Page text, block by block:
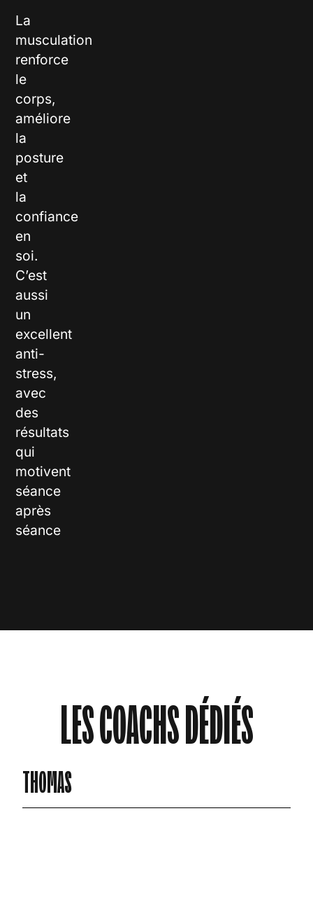
La
musculation
renforce
le
corps,
améliore
la
posture
et
la
confiance
en
soi.
C’est
aussi
un
excellent
anti-
stress,
avec
des
résultats
qui
motivent
séance
après
séance
LES COACHS DÉDIÉS
THOMAS